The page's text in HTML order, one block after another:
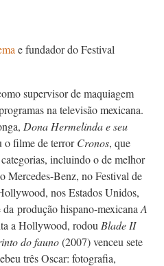
e fundador do Festival
supervisor de maquiagem
na televisão mexicana.
Dona Hermelinda e seu
o filme de terrorCronos, que
incluindo o de melhor
Mercedes-Benz, no Festival de
nos Estados Unidos,
da produção hispano-mexicana A
a Hollywood, rodou Blade II
do fauno(2007) venceu sete
três Oscar: fotografia,